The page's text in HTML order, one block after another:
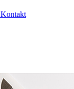
(aktuell)
Kontakt